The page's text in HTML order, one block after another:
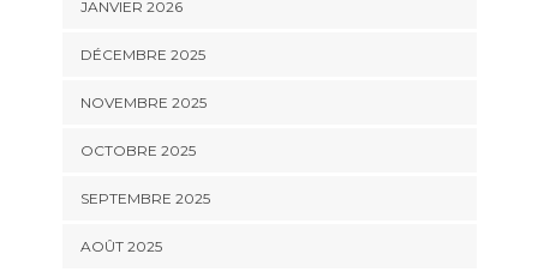
JANVIER 2026
DÉCEMBRE 2025
NOVEMBRE 2025
OCTOBRE 2025
SEPTEMBRE 2025
AOÛT 2025